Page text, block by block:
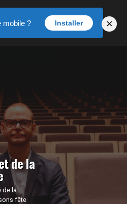
de la
de la
fête
mobile ? Installer ×